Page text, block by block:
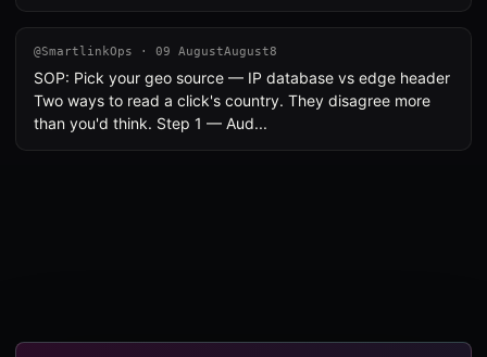
@SmartlinkOps · 09 AugustAugust8
SOP: Pick your geo source — IP database vs edge header
Two ways to read a click's country. They disagree more
than you'd think. Step 1 — Aud...